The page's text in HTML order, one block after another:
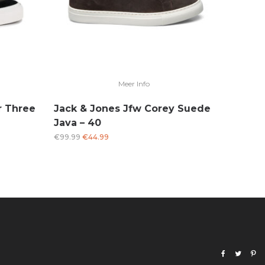
Three
Meer Info
Jack & Jones Jfw Corey Suede
Java – 40
€99.99 Oorspronkelijke
€44.99